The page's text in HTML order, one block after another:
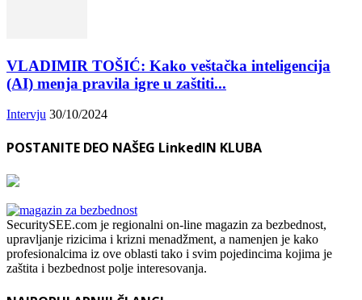
VLADIMIR TOŠIĆ: Kako veštačka inteligencija
(AI) menja pravila igre u zaštiti...
Intervju 30/10/2024
POSTANITE DEO NAŠEG LinkedIN KLUBA
SecuritySEE.com je regionalni on-line magazin za bezbednost,
upravljanje rizicima i krizni menadžment, a namenjen je kako
profesionalcima iz ove oblasti tako i svim pojedincima kojima je
zaštita i bezbednost polje interesovanja.